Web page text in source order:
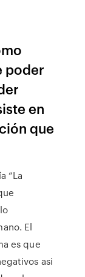
poder
en
que
“La
El
es que
asi